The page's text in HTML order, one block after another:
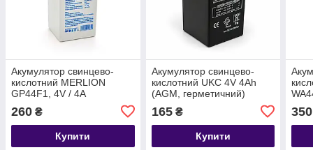
Акумулятор свинцево-
кислотний MERLION
GP44F1, 4V / 4A
260 ₴
Купити
Акумулятор свинцево-
кислотний UKC 4V 4Ah
(AGM, герметичний)
165₴
Купити
350